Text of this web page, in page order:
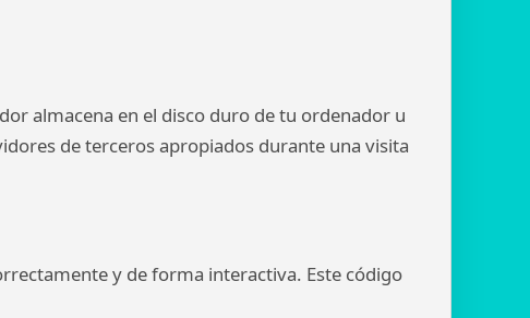
almacena en el disco duro de tu ordenador u
de terceros apropiados durante una visita
y de forma interactiva. Este código